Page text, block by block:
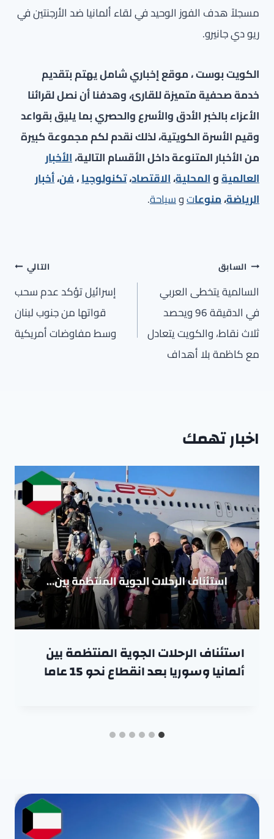
مسجلاً هدف الفوز الوحيد في لقاء ألمانيا ضد الأرجنتين في
ريو دي جانيرو.
الكويت بوست ، موقع إخباري شامل يهتم بتقديم
خدمة صحفية متميزة للقارئ، وهدفنا أن نصل لقرائنا
الأعزاء بالخبر الأدق والأسرع والحصري بما يليق بقواعد
وقيم الأسرة الكويتية، لذلك نقدم لكم مجموعة كبيرة
من الأخبار المتنوعة داخل الأقسام التالية،الأخبار
العالميةوالمحلية،الاقتصاد،تكنولوجيا،فن،أخبار
الرياضة،منوعاتوسياحة.
تصفّح
المقالات
السابق
السالمية يتخطى العربي
في الدقيقة 96 ويحصد
ثلاث نقاط، والكويت يتعادل
مع كاظمة بلا أهداف
التالي
إسرائيل تؤكد عدم سحب
قواتها من جنوب لبنان
وسط مفاوضات أمريكية
اخبار تهمك
استئناف الرحلات الجوية المنتظمة بين
ألمانيا وسوريا بعد انقطاع نحو 15 عاما